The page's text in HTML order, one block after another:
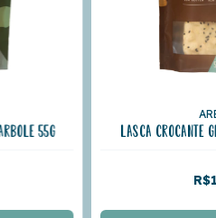
55g LASCA CROCANTE